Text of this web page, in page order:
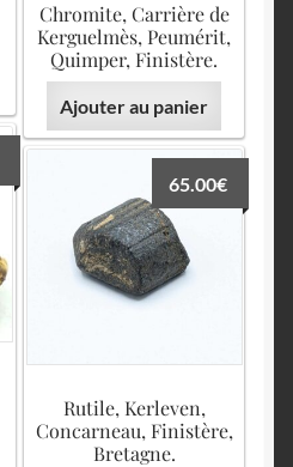
Chromite, Carrière de
Kerguelmès, Peumérit,
Quimper, Finistère.
Ajouter au panier
Rutile, Kerleven,
Concarneau, Finistère,
Bretagne.
65.00€